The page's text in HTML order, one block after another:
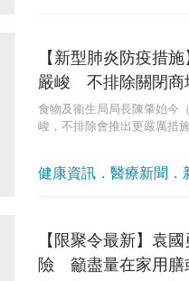
【新型肺炎防疫措
嚴峻 不排除關閉商
食物及衞生局局長陳肇始今
峻，不排除會推出更嚴厲措
【限聚令最新】袁
險 籲盡量在家用